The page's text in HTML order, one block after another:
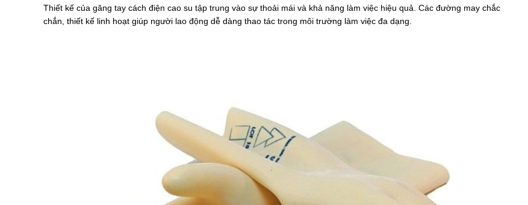
Thiết kế của găng tay cách điện cao su tập trung vào sự thoải mái và khả năng làm việc hiệu quả. Các đường may chắc
chắn, thiết kế linh hoạt giúp người lao động dễ dàng thao tác trong môi trường làm việc đa dạng.